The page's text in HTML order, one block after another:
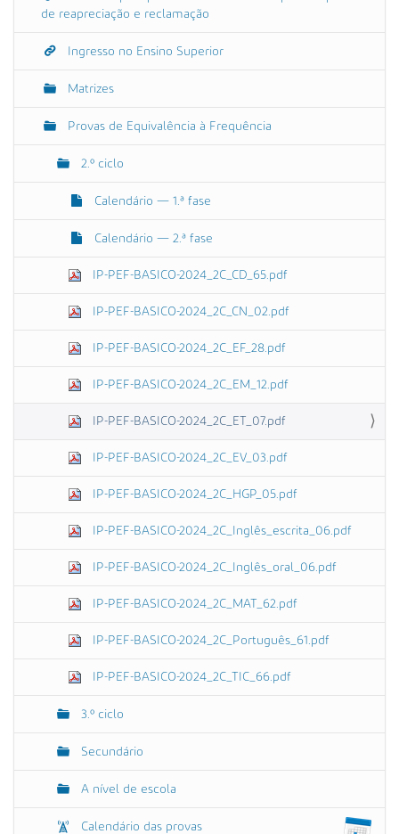
de reapreciação e reclamação
Ingresso no Ensino Superior
Matrizes
Provas de Equivalência à Frequência
2.º ciclo
Calendário — 1.ª fase
Calendário — 2.ª fase
IP-PEF-BASICO-2024_2C_CD_65.pdf
IP-PEF-BASICO-2024_2C_CN_02.pdf
IP-PEF-BASICO-2024_2C_EF_28.pdf
IP-PEF-BASICO-2024_2C_EM_12.pdf
IP-PEF-BASICO-2024_2C_ET_07.pdf
IP-PEF-BASICO-2024_2C_EV_03.pdf
IP-PEF-BASICO-2024_2C_HGP_05.pdf
IP-PEF-BASICO-2024_2C_Inglês_escrita_06.pdf
IP-PEF-BASICO-2024_2C_Inglês_oral_06.pdf
IP-PEF-BASICO-2024_2C_MAT_62.pdf
IP-PEF-BASICO-2024_2C_Português_61.pdf
IP-PEF-BASICO-2024_2C_TIC_66.pdf
3.º ciclo
Secundário
A nível de escola
Calendário das provas